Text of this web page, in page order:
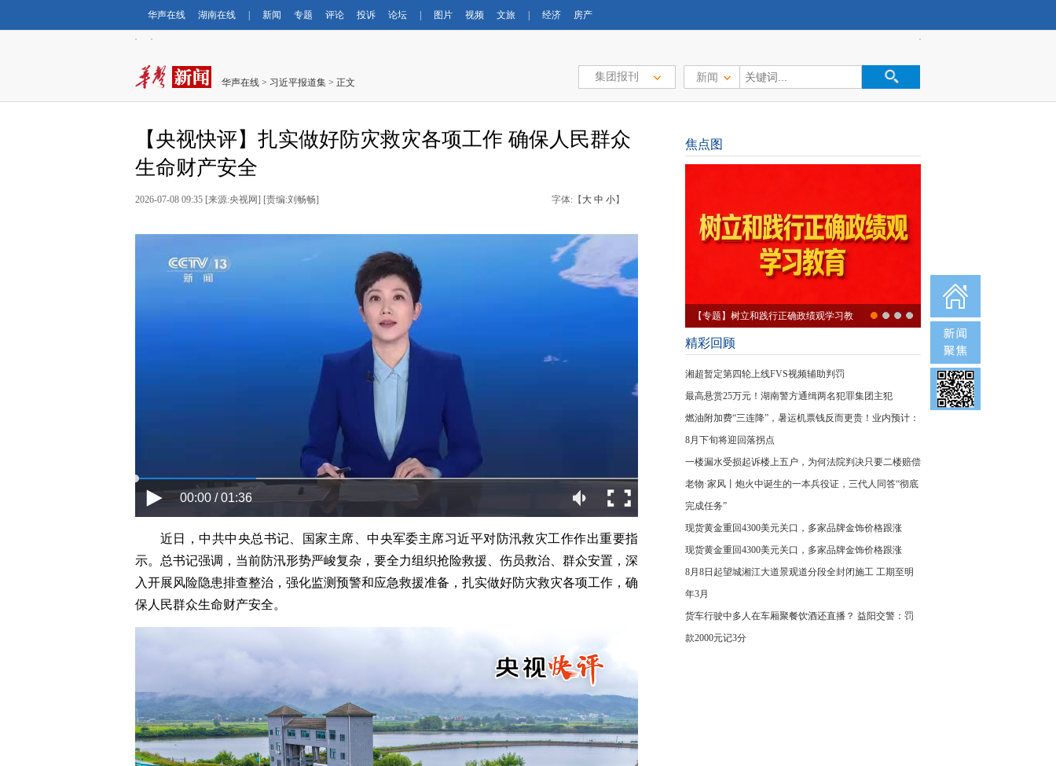
华声在线 湖南在线 新闻 专题 评论 投诉 论坛 图片 视频 文旅 经济 房产
华声在线 > 习近平报道集 > 正文 新闻
集团报刊
【央视快评】扎实做好防灾救灾各项工作 确保人民群众
生命财产安全
2026-07-08 09:35 [来源:央视网] [责编:刘畅畅] 字体:【 大 中 小】
00:00 / 01:36
近日，中共中央总书记、国家主席、中央军委主席习近平对防汛救灾工作作出重要指
示。总书记强调，当前防汛形势严峻复杂，要全力组织抢险救援、伤员救治、群众安置，深
入开展风险隐患排查整治，强化监测预警和应急救援准备，扎实做好防灾救灾各项工作，确
保人民群众生命财产安全。
焦点图
水域救援练精兵
精彩回顾
湘超暂定第四轮上线FVS视频辅助判罚
最高悬赏25万元！湖南警方通缉两名犯罪集团主犯
燃油附加费“三连降”，暑运机票钱反而更贵！业内预计：
8月下旬将迎回落拐点
一楼漏水受损起诉楼上五户，为何法院判决只要二楼赔偿
老物·家风丨炮火中诞生的一本兵役证，三代人同答“彻底
完成任务”
现货黄金重回4300美元关口，多家品牌金饰价格跟涨
现货黄金重回4300美元关口，多家品牌金饰价格跟涨
8月8日起望城湘江大道景观道分段全封闭施工 工期至明
年3月
货车行驶中多人在车厢聚餐饮酒还直播？ 益阳交警：罚
款2000元记3分